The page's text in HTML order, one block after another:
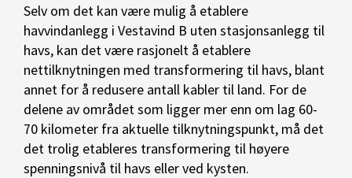
Selv om det kan være mulig å etablere
havvindanlegg i Vestavind B uten stasjonsanlegg til
havs, kan det være rasjonelt å etablere
nettilknytningen med transformering til havs, blant
annet for å redusere antall kabler til land. For de
delene av området som ligger mer enn om lag 60-
70 kilometer fra aktuelle tilknytningspunkt, må det
det trolig etableres transformering til høyere
spenningsnivå til havs eller ved kysten.